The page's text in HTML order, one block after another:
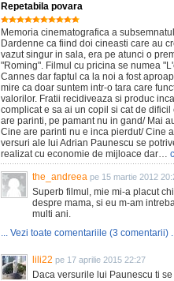
Repetabila povara
Memoria cinematografica a
Dardenne ca fiind doi cineasti care au
vazut singur in sala, era pe atunci o
"Roming". Filmul cu pricina se numea
Cannes dar faptul ca la noi a fost
mire ca doar suntem intr-o tara care
valorilor. Fratii recidiveaza si produc
complicat e sa ai un copil si cat de
are parinti, pe pamant nu in gand/ Mai
Cine are parinti nu e inca pierdut/ Cine
versuri ale lui Adrian Paunescu se
realizat cu economie de mijloace dar…
the_andreea pe 15 martie 2012
Superb filmul, mie mi-a placut
despre mama, si eu m-am
multi ani.
... Vezi toate comentariile (3 comentarii)
lili22 pe 17 aprilie 2015 22:27
Daca versurile lui Paunescu ti